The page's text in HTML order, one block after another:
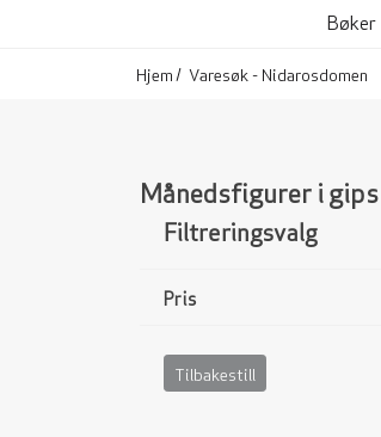
Bøker
Hjem Varesøk - Nidarosdomen
Månedsfigurer i gips
Filtreringsvalg
Pris
Tilbakestill